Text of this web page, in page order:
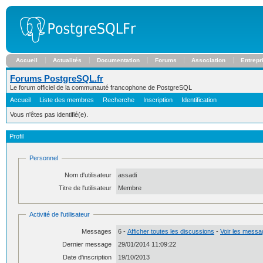
Accueil Actualités Documentation Forums Association
Forums PostgreSQL.fr
Le forum officiel de la communauté francophone de PostgreSQL
Accueil
Liste des membres Recherche Inscription Identification
Vous n'êtes pas identifié(e).
Profil
Personnel
Nom d'utilisateur
assadi
Titre de l'utilisateur
Membre
Activité de l'utilisateur
Messages 6 - Afficher toutes les discussions - Voir les
Dernier message
29/01/2014 11:09:22
Date d'inscription
19/10/2013